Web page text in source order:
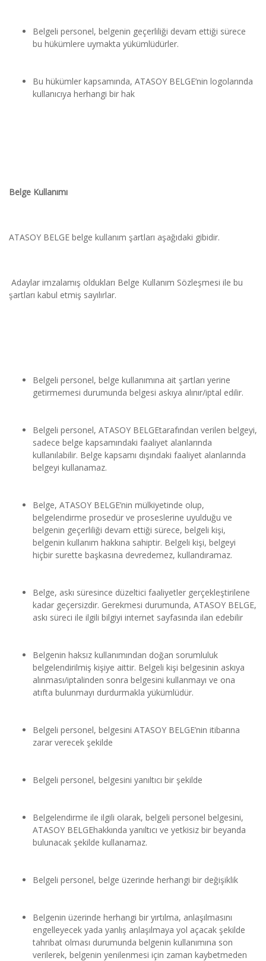
Belgeli personel, belgenin geçerliliği devam ettiği sürece
bu hükümlere uymakta yükümlüdürler.
Bu hükümler kapsamında, ATASOY BELGE’nin logolarında
kullanıcıya herhangi bir hak
Belge Kullanımı
ATASOY BELGE belge kullanım şartları aşağıdaki gibidir.
Adaylar imzalamış oldukları Belge Kullanım Sözleşmesi ile bu
şartları kabul etmiş sayılırlar.
Belgeli personel, belge kullanımına ait şartları yerine
getirmemesi durumunda belgesi askıya alınır/iptal edilir.
Belgeli personel, ATASOY BELGEtarafından verilen belgeyi,
sadece belge kapsamındaki faaliyet alanlarında
kullanılabilir. Belge kapsamı dışındaki faaliyet alanlarında
belgeyi kullanamaz.
Belge, ATASOY BELGE’nin mülkiyetinde olup,
belgelendirme prosedür ve proseslerine uyulduğu ve
belgenin geçerliliği devam ettiği sürece, belgeli kişi,
belgenin kullanım hakkına sahiptir. Belgeli kişi, belgeyi
hiçbir surette başkasına devredemez, kullandıramaz.
Belge, askı süresince düzeltici faaliyetler gerçekleştirilene
kadar geçersizdir. Gerekmesi durumunda, ATASOY BELGE,
askı süreci ile ilgili bilgiyi internet sayfasında ilan edebilir
Belgenin haksız kullanımından doğan sorumluluk
belgelendirilmiş kişiye aittir. Belgeli kişi belgesinin askıya
alınması/iptalinden sonra belgesini kullanmayı ve ona
atıfta bulunmayı durdurmakla yükümlüdür.
Belgeli personel, belgesini ATASOY BELGE’nin itibarına
zarar verecek şekilde
Belgeli personel, belgesini yanıltıcı bir şekilde
Belgelendirme ile ilgili olarak, belgeli personel belgesini,
ATASOY BELGEhakkında yanıltıcı ve yetkisiz bir beyanda
bulunacak şekilde kullanamaz.
Belgeli personel, belge üzerinde herhangi bir değişiklik
Belgenin üzerinde herhangi bir yırtılma, anlaşılmasını
engelleyecek yada yanlış anlaşılmaya yol açacak şekilde
tahribat olması durumunda belgenin kullanımına son
verilerek, belgenin yenilenmesi için zaman kaybetmeden